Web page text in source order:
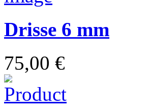
Drisse 6 mm
75,00 €